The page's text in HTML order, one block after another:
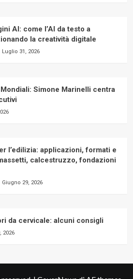
AI: come l’AI da testo a
la creatività digitale
Luglio 31, 2026
Simone Marinelli centra
l’edilizia: applicazioni, formati e
calcestruzzo, fondazioni
Giugno 29, 2026
da cervicale: alcuni consigli
2026